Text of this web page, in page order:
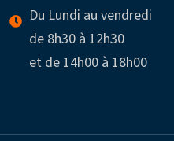
Du Lundi au vendredi
de 8h30 à 12h30
et de 14h00 à 18h00